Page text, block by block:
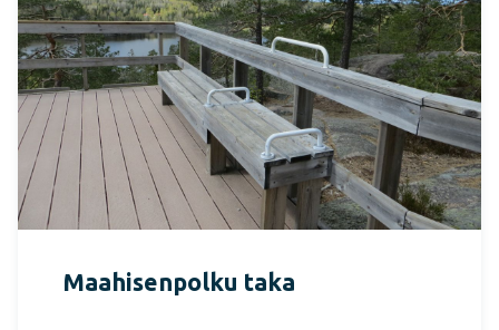
Maahisenpolku taka